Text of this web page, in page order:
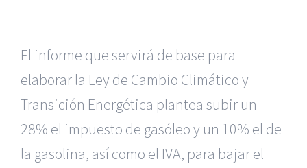
El informe que servirá de base para
elaborar la Ley de Cambio Climático y
Transición Energética plantea subir un
28% el impuesto de gasóleo y un 10% el de
la gasolina, así como el IVA, para bajar el